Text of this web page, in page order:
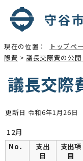
現在の位置： トップペ
際費 > 議長交際費の公開
議長交際
更新日 令和6年1月26日
12月
No．
支出
日
支出項
目